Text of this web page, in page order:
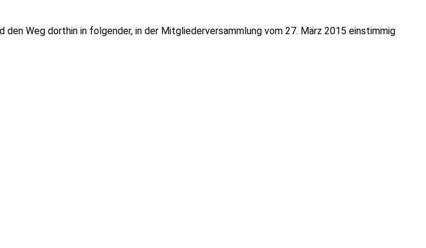
Weg dorthin in folgender, in der Mitgliederversammlung vom 27. März 2015 einstimmig